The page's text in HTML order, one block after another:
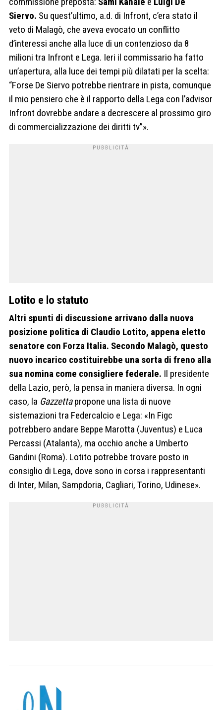
Siervo. Su quest’ultimo, a.d. di Infront, c’era stato il
veto di Malagò, che aveva evocato un conflitto
d’interessi anche alla luce di un contenzioso da 8
milioni tra Infront e Lega. Ieri il commissario ha fatto
un’apertura, alla luce dei tempi più dilatati per la scelta:
“Forse De Siervo potrebbe rientrare in pista, comunque
il mio pensiero che è il rapporto della Lega con l’advisor
Infront dovrebbe andare a decrescere al prossimo giro
di commercializzazione dei diritti tv”».
Lotito e lo statuto
Altri spunti di discussione arrivano dalla nuova
posizione politica di Claudio Lotito, appena eletto
senatore con Forza Italia. Secondo Malagò, questo
nuovo incarico costituirebbe una sorta di freno alla
sua nomina come consigliere federale. Il presidente
della Lazio, però, la pensa in maniera diversa. In ogni
caso, la Gazzettapropone una lista di nuove
sistemazioni tra Federcalcio e Lega: «In Figc
potrebbero andare Beppe Marotta (Juventus) e Luca
Percassi (Atalanta), ma occhio anche a Umberto
Gandini (Roma). Lotito potrebbe trovare posto in
consiglio di Lega, dove sono in corsa i rappresentanti
di Inter, Milan, Sampdoria, Cagliari, Torino, Udinese».